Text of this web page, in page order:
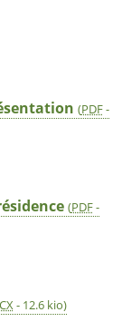
(PDF-
(PDF-
- 12.6 kio)